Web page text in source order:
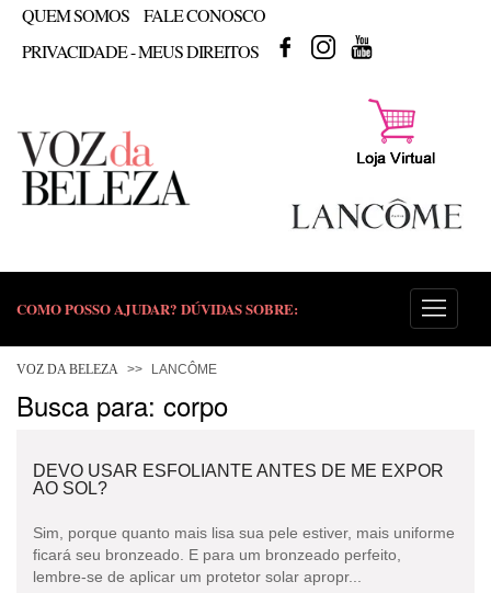
QUEM SOMOS
FALE CONOSCO
PRIVACIDADE - MEUS DIREITOS
FACEBOOKINSTAGRAM
COMO POSSO AJUDAR? DÚVIDAS SOBRE:
PELE
ESMALTE
FRAGRÂNCIA
CONSULTORIA DE PRODUTOS LANCÔME
VOZ DA BELEZA LANCÔME
Busca para: corpo
DEVO USAR ESFOLIANTE ANTES DE ME EXPOR
AO SOL?
Sim, porque quanto mais lisa sua pele estiver, mais uniforme
ficará seu bronzeado. E para um bronzeado perfeito,
lembre-se de aplicar um protetor solar apropr...